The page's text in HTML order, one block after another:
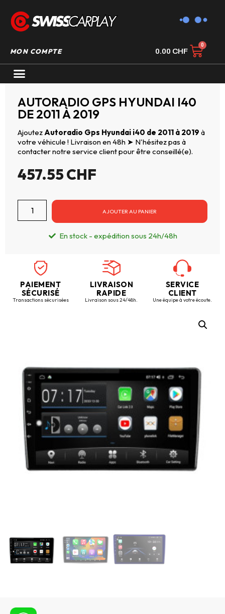
MON COMPTE 0.00 CHF
AUTORADIO GPS HYUNDAI I40
DE 2011 À 2019
Ajoutez Autoradio Gps Hyundai i40 de 2011 à 2019 à
votre véhicule ! Livraison en 48h ➤ N'hésitez pas à
contacter notre service client pour être conseillé(e).
457.55CHF
AJOUTER AU PANIER
En stock - expédition sous 24h/48h
PAIEMENT
SÉCURISÉ
Transactions sécurisées
LIVRAISON
RAPIDE
Livraison sous 24/48h.
SERVICE
CLIENT
Une équipe à votre écoute.